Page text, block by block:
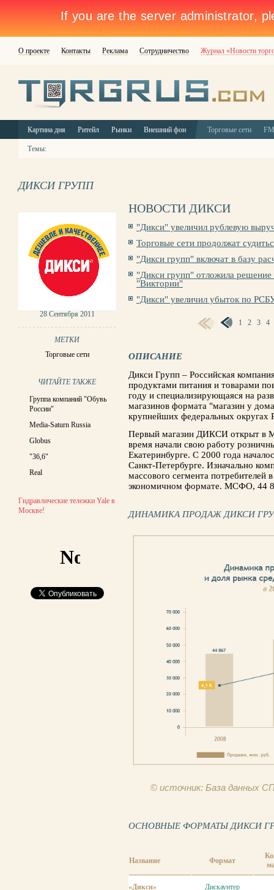
О проекте Контакты Реклама Сотрудничество Журнал «Новости
Картина дня Ритейл Рынки Внешний фон Торговые сети
Темы:
ДИКСИ ГРУПП
28 Сентября 2011
МЕТКИ
Торговые сети
ЧИТАЙТЕ ТАКЖЕ
Группа компаний "Обувь
России"
Media-Saturn Russia
Globus
"36,6"
Real
Гидравлические тележки Yale в
Москве!
НОВОСТИ ДИКСИ
"Дикси" увеличил рублевую
Торговые сети продолжат
"Дикси групп" включат в базу
"Дикси групп" отложила
"Виктории"
"Дикси" увеличил убыток по
1 2 3 4
ОПИСАНИЕ
Дикси Групп – Российская
продуктами питания и товарами
году и специализирующаяся на
магазинов формата "магазин у
крупнейших федеральных округах
Первый магазин ДИКСИ открыт в
время начали свою работу
Екатеринбурге. С 2000 года
Санкт-Петербурге. Изначально
массового сегмента потребителей
экономичном формате. МСФО, 44
ДИНАМИКА ПРОДАЖ ДИКСИ
© источник: База данных
ОСНОВНЫЕ ФОРМАТЫ ДИКСИ
Название Формат
«Дикси»
Дискаунтер